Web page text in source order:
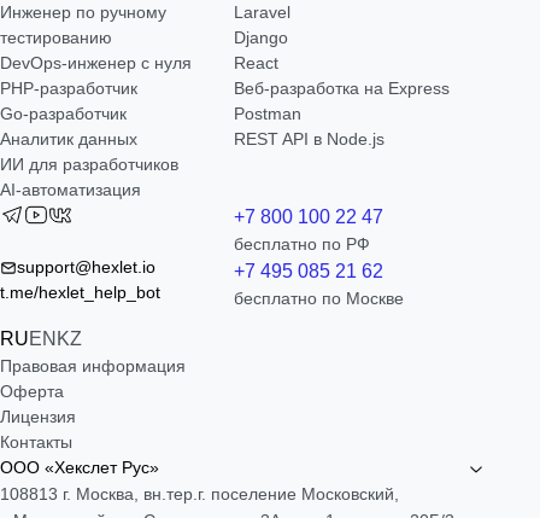
Инженер по ручному
тестированию
DevOps-инженер с нуля
РНР-разработчик
Go-разработчик
Аналитик данных
ИИ для разработчиков
AI-автоматизация
Laravel
Django
React
Веб-разработка на Express
Postman
REST API в Node.js
support@hexlet.io
t.me/hexlet_help_bot
RUEN KZ
+7 800 100 22 47
бесплатно по РФ
+7 495 085 21 62
бесплатно по Москве
Правовая информация
Оферта
Лицензия
Контакты
ООО «Хекслет Рус»
108813 г. Москва, вн.тер.г. поселение Московский,